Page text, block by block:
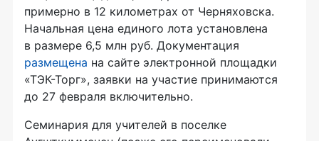
примерно в 12 километрах от Черняховска.
Начальная цена единого лота установлена
в размере 6,5 млн руб. Документация
размещена на сайте электронной площадки
«ТЭК-Торг», заявки на участие принимаются
до 27 февраля включительно.
Семинария для учителей в поселке